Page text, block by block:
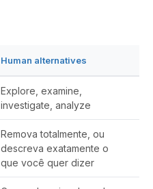
Human alternatives
Explore, examine,
investigate, analyze
Remova totalmente, ou
descreva exatamente o
que você quer dizer